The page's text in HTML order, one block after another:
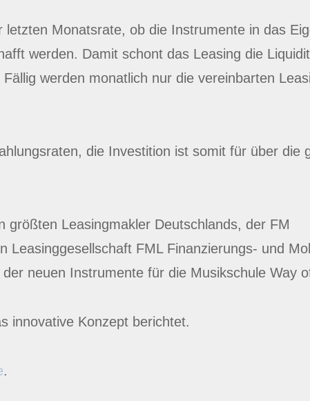
Monatsrate, ob die Instrumente in das
werden. Damit schont das Leasing die
werden monatlich nur die vereinbarten
die Investition ist somit für über die
größten Leasingmakler Deutschlands, der FM
FML Finanzierungs- und
neuen Instrumente für die Musikschule Way
innovative Konzept berichtet.
.